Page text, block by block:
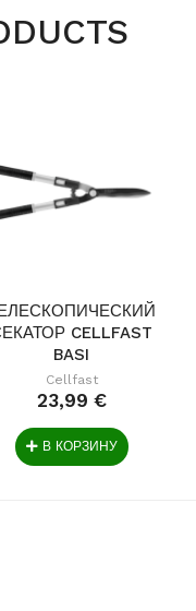
CELLFAST
BASI
Cellfast
23,99 €
В КОРЗИНУ